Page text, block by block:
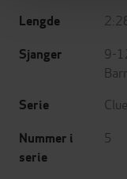
Lengde
Sjanger 9-
Serie Clue
Nummer i
serie
5